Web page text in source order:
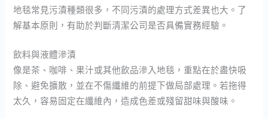
地毯常見污漬種類很多，不同污漬的處理方式差異也大。了
解基本原則，有助於判斷清潔公司是否具備實務經驗。
飲料與液體滲漬
像是茶、咖啡、果汁或其他飲品滲入地毯，重點在於盡快吸
除、避免擴散，並在不傷纖維的前提下做局部處理。若拖得
太久，容易固定在纖維內，造成色差或殘留甜味與酸味。